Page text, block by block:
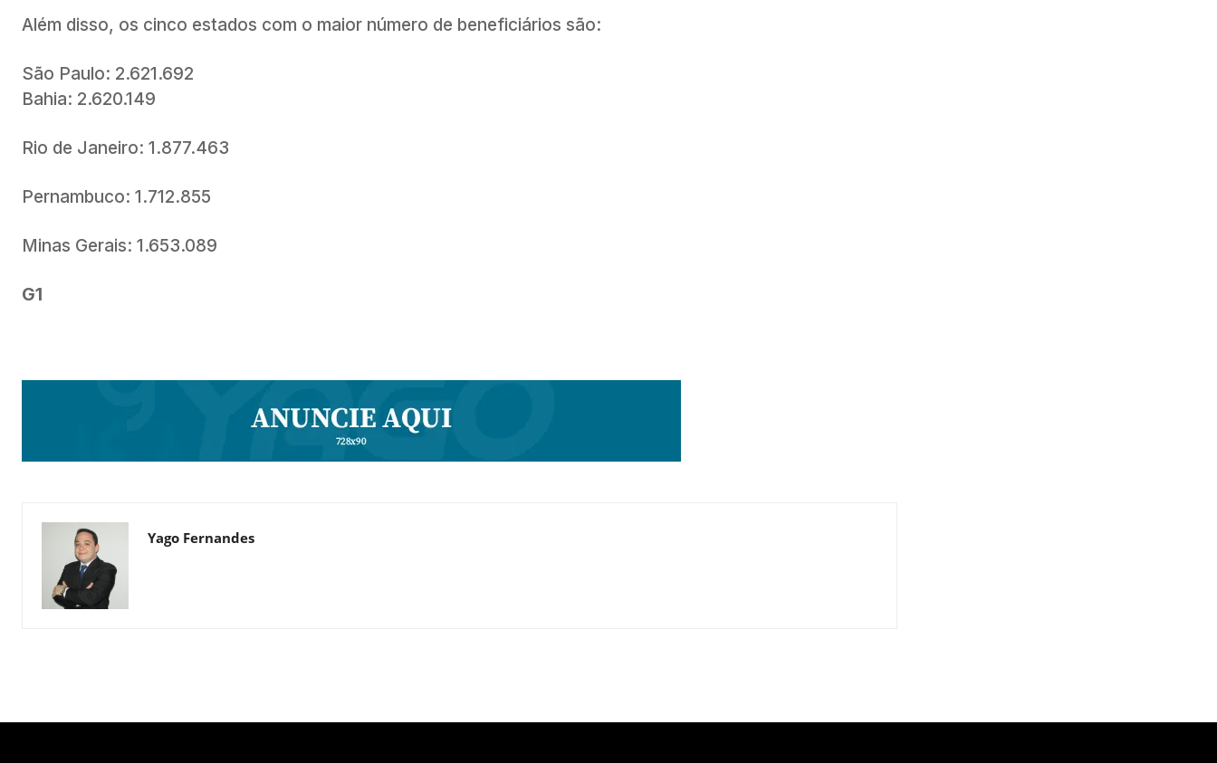
Além disso, os cinco estados com o maior número de beneficiários são:
São Paulo: 2.621.692
Bahia: 2.620.149
Rio de Janeiro: 1.877.463
Pernambuco: 1.712.855
Minas Gerais: 1.653.089
G1
Yago Fernandes